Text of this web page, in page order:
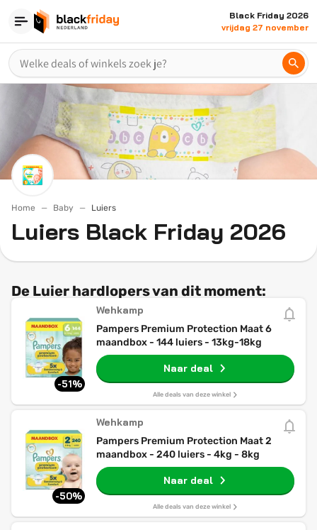
Black Friday 2026
vrijdag 27 november
Home Baby Luiers
Luiers Black Friday 2026
De Luier hardlopers van dit moment:
-51%
Wehkamp
Pampers Premium Protection Maat 6
maandbox - 144 luiers - 13kg-18kg
Naar deal
Alle deals van deze winkel
-50%
Wehkamp
Pampers Premium Protection Maat 2
maandbox - 240 luiers - 4kg - 8kg
Naar deal
Alle deals van deze winkel